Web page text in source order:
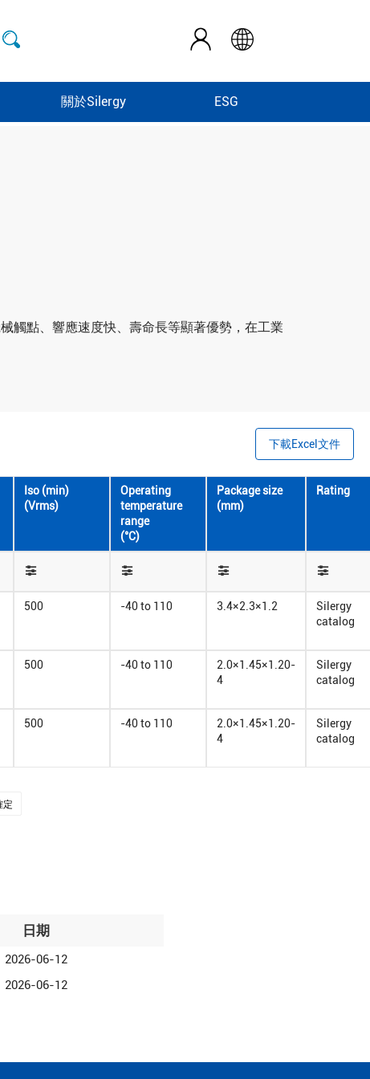
關於Silergy ESG
觸點、響應速度快、壽命長等顯著優勢，在工業
下載Excel文件
Iso (min)
(Vrms)
Operating
temperature
range
(°C)
Package size
(mm)
Rating
500 -40 to 110 3.4×2.3×1.2
Silergy
catalog
500 -40 to 110
2.0×1.45×1.20-
4
Silergy
catalog
500 -40 to 110
2.0×1.45×1.20-
4
Silergy
catalog
定
日期
2026-06-12
2026-06-12